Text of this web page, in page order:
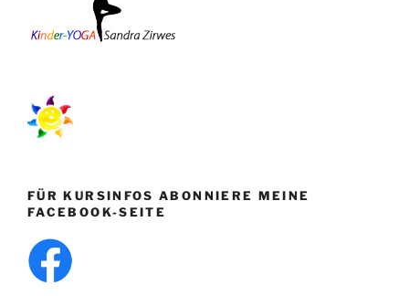
FÜR KURSINFOS ABONNIERE MEINE
FACEBOOK-SEITE